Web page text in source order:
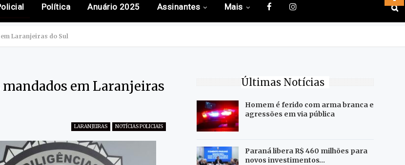
Política Anuário 2025 Assinantes Mais
Laranjeiras do Sul
em Laranjeiras
LARANJEIRAS NOTÍCIAS POLICIAIS
Últimas Notícias
Homem é ferido com arma branca e
agressões em via pública
Paraná libera R$ 460 milhões para
novos investimentos…